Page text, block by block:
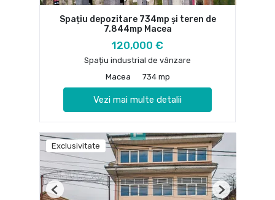
Spațiu depozitare 734mp și teren de
7.844mp Macea
120,000 €
Spațiu industrial de vânzare
Macea
734 mp
Vezi mai multe detalii
Exclusivitate
Previous Next